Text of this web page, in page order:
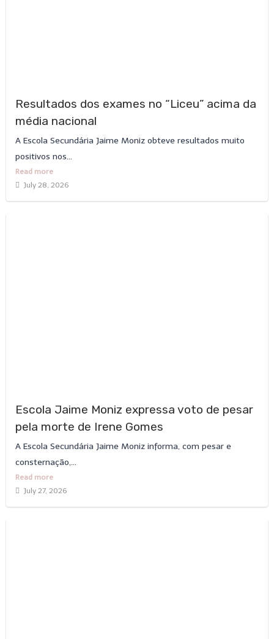
Resultados dos exames no “Liceu” acima da
média nacional
A Escola Secundária Jaime Moniz obteve resultados muito
positivos nos...
Read more
July 28, 2026
Escola Jaime Moniz expressa voto de pesar
pela morte de Irene Gomes
A Escola Secundária Jaime Moniz informa, com pesar e
consternação,...
Read more
July 27, 2026